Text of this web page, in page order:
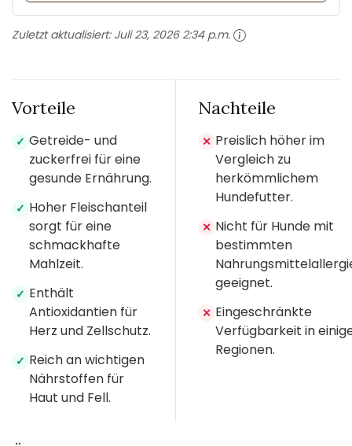
Zuletzt aktualisiert: Juli 23, 2026 2:34 p.m.
Vorteile
✓ Getreide- und
zuckerfrei für eine
gesunde Ernährung.
✓ Hoher Fleischanteil
sorgt für eine
schmackhafte
Mahlzeit.
✓ Enthält
Antioxidantien für
Herz und Zellschutz.
✓ Reich an wichtigen
Nährstoffen für
Haut und Fell.
Nachteile
✕ Preislich höher im
Vergleich zu
herkömmlichem
Hundefutter.
✕ Nicht für Hunde mit
bestimmten
geeignet.
✕ Eingeschränkte
Verfügbarkeit in
Regionen.